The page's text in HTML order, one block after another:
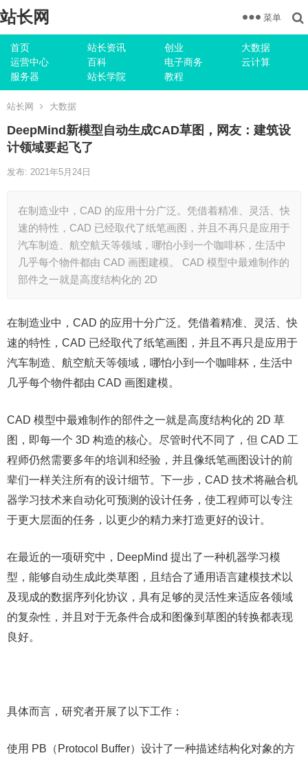
站长网
首页 站长资讯 创业
大数据
运营中心
百科 电子商务
云计算
服务器
站长学院 教程
菜单
站长网 大数据
DeepMind新模型自动生成CAD草图，网友：建筑设
计领域要起飞了
发布: 2021年5月24日
在制造业中，CAD 的应用十分广泛。凭借着精准、灵活、快
速的特性，CAD 已经取代了纸笔画图，并且不再只是应用于
汽车制造、航空航天等领域，哪怕小到一个咖啡杯，生活中
几乎每个物件都由 CAD 画图建模。 CAD 模型中最难制作的
部件之一就是高度结构化的 2D
在制造业中，CAD 的应用十分广泛。凭借着精准、灵活、快
速的特性，CAD 已经取代了纸笔画图，并且不再只是应用于
汽车制造、航空航天等领域，哪怕小到一个咖啡杯，生活中
几乎每个物件都由 CAD 画图建模。
CAD 模型中最难制作的部件之一就是高度结构化的 2D 草
图，即每一个 3D 构造的核心。尽管时代不同了，但 CAD 工
程师仍然需要多年的培训和经验，并且像纸笔画图设计的前
辈们一样关注所有的设计细节。下一步，CAD 技术将融合机
器学习技术来自动化可预测的设计任务，使工程师可以专注
于更大层面的任务，以更少的精力来打造更好的设计。
在最近的一项研究中，DeepMind 提出了一种机器学习模
型，能够自动生成此类草图，且结合了通用语言建模技术以
及现成的数据序列化协议，具有足够的灵活性来适应各领域
的复杂性，并且对于无条件合成和图像到草图的转换都表现
良好。
具体而言，研究者开展了以下工作：
使用 PB（Protocol Buffer）设计了一种描述结构化对象的方